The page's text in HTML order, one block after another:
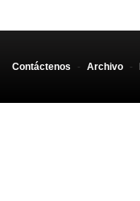
Contáctenos - Archivo -